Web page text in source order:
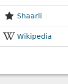
Shaarli
Wikipedia